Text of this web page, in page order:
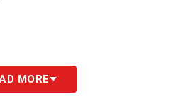
MORE